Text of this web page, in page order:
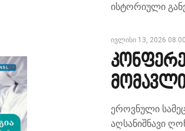
ისტორიული
ივლისი 13, 2026 08:00
ეროვნული
აღსანიშნავი